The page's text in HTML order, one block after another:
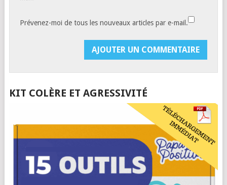
Prévenez-moi de tous les nouveaux articles par e-mail.
KIT COLÈRE ET AGRESSIVITÉ